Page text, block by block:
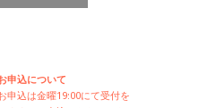
申込について
申込は金曜19:00にて受付を